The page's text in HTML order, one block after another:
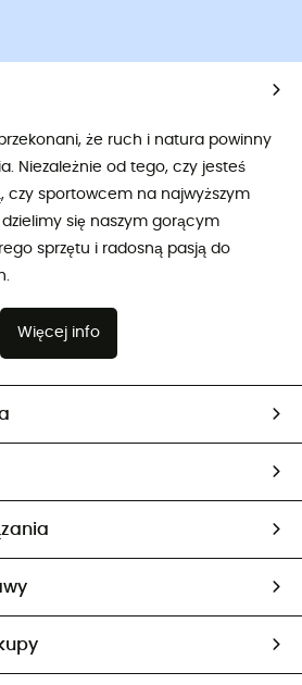
że ruch i natura powinny
Niezależnie od tego, czy jesteś
czy sportowcem na najwyższym
się naszym gorącym
sprzętu i radosną pasją do
Więcej info